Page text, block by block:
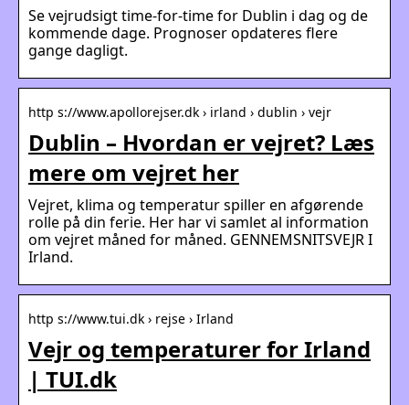
Se vejrudsigt time-for-time for Dublin i dag og de
kommende dage. Prognoser opdateres flere
gange dagligt.
http s://www.apollorejser.dk › irland › dublin › vejr
Dublin – Hvordan er vejret? Læs
mere om vejret her
Vejret, klima og temperatur spiller en afgørende
rolle på din ferie. Her har vi samlet al information
om vejret måned for måned. GENNEMSNITSVEJR I
Irland.
http s://www.tui.dk › rejse › Irland
Vejr og temperaturer for Irland
| TUI.dk